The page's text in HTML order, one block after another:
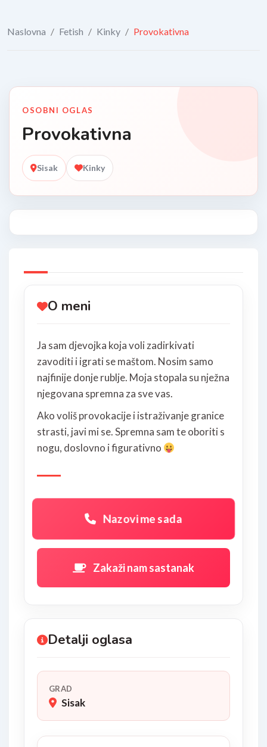
Naslovna / Fetish / Kinky / Provokativna
OSOBNI OGLAS
Provokativna
Sisak Kinky
O meni
Ja sam djevojka koja voli zadirkivati
zavoditi i igrati se maštom. Nosim samo
najfinije donje rublje. Moja stopala su nježna
njegovana spremna za sve vas.
Ako voliš provokacije i istraživanje granice
strasti, javi mi se. Spremna sam te oboriti s
nogu, doslovno i figurativno
Nazovi me sada
Zakaži nam sastanak
Detalji oglasa
GRAD
Sisak